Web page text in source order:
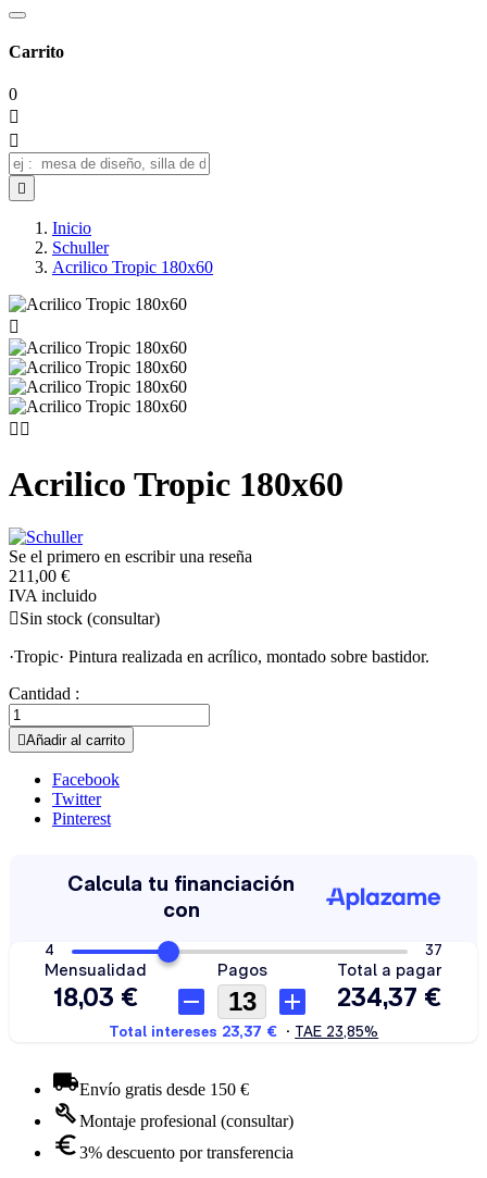
Carrito
0



Inicio
Schuller
Acrilico Tropic 180x60

 
Acrilico Tropic 180x60
Se el primero en escribir una reseña
211,00 €
IVA incluido
Sin stock (consultar)
·Tropic· Pintura realizada en acrílico, montado sobre bastidor.
Cantidad :
Añadir al carrito
Facebook
Twitter
Pinterest
Envío gratis desde 150 €
Montaje profesional (consultar)
3% descuento por transferencia